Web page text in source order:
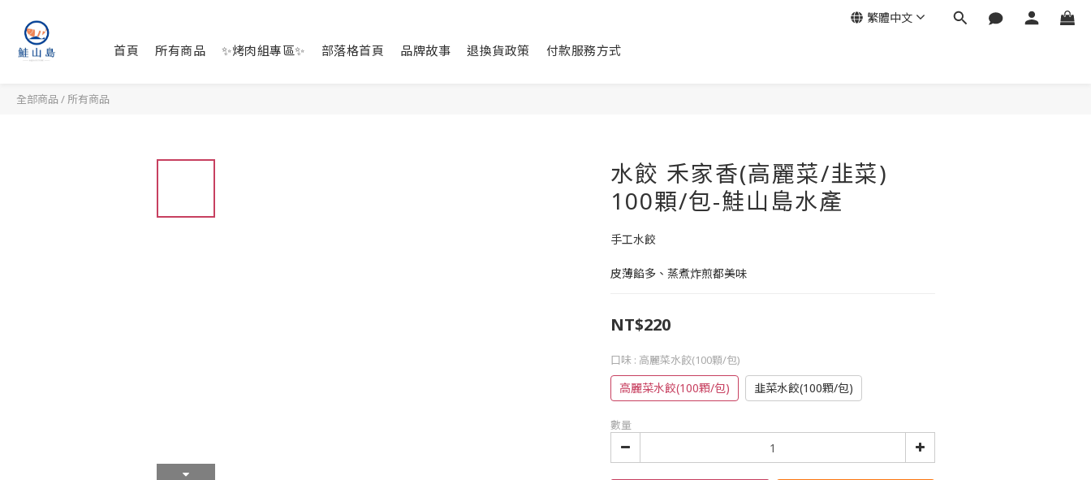
首頁 所有商品 ✨烤肉組專區✨ 部落格首頁 品牌故事 退換貨政策 付款服務方式
繁體中文
全部商品 / 所有商品
水餃 禾家香(高麗菜/韭菜)
100顆/包-鮭山島水產
手工水餃
皮薄餡多、蒸煮炸煎都美味
NT$220
口味 : 高麗菜水餃(100顆/包)
高麗菜水餃(100顆/包) 韭菜水餃(100顆/包)
數量